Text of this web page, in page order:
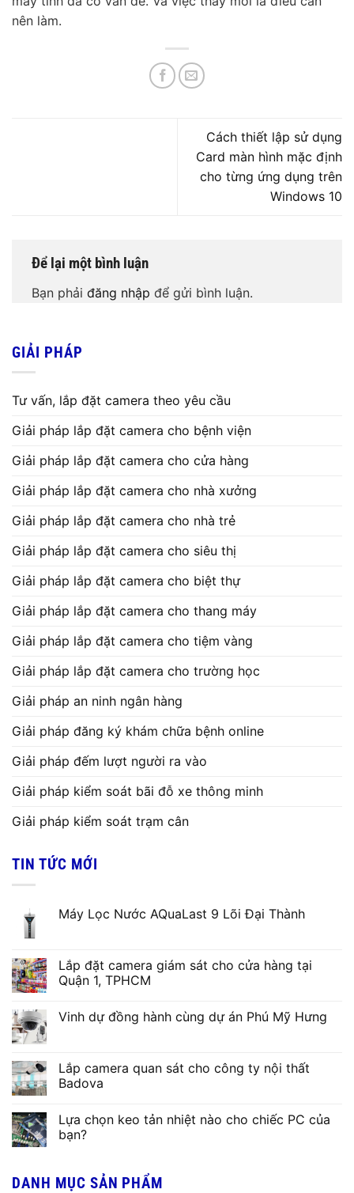
nên làm.
Cách thiết lập sử dụng
Card màn hình mặc định
cho từng ứng dụng trên
Windows 10
Để lại một bình luận
Bạn phải đăng nhập để gửi bình luận.
GIẢI PHÁP
Tư vấn, lắp đặt camera theo yêu cầu
Giải pháp lắp đặt camera cho bệnh viện
Giải pháp lắp đặt camera cho cửa hàng
Giải pháp lắp đặt camera cho nhà xưởng
Giải pháp lắp đặt camera cho nhà trẻ
Giải pháp lắp đặt camera cho siêu thị
Giải pháp lắp đặt camera cho biệt thự
Giải pháp lắp đặt camera cho thang máy
Giải pháp lắp đặt camera cho tiệm vàng
Giải pháp lắp đặt camera cho trường học
Giải pháp an ninh ngân hàng
Giải pháp đăng ký khám chữa bệnh online
Giải pháp đếm lượt người ra vào
Giải pháp kiểm soát bãi đỗ xe thông minh
Giải pháp kiểm soát trạm cân
TIN TỨC MỚI
Máy Lọc Nước AQuaLast 9 Lõi Đại Thành
Lắp đặt camera giám sát cho cửa hàng tại
Quận 1, TPHCM
Vinh dự đồng hành cùng dự án Phú Mỹ Hưng
Lắp camera quan sát cho công ty nội thất
Badova
Lựa chọn keo tản nhiệt nào cho chiếc PC của
bạn?
DANH MỤC SẢN PHẨM